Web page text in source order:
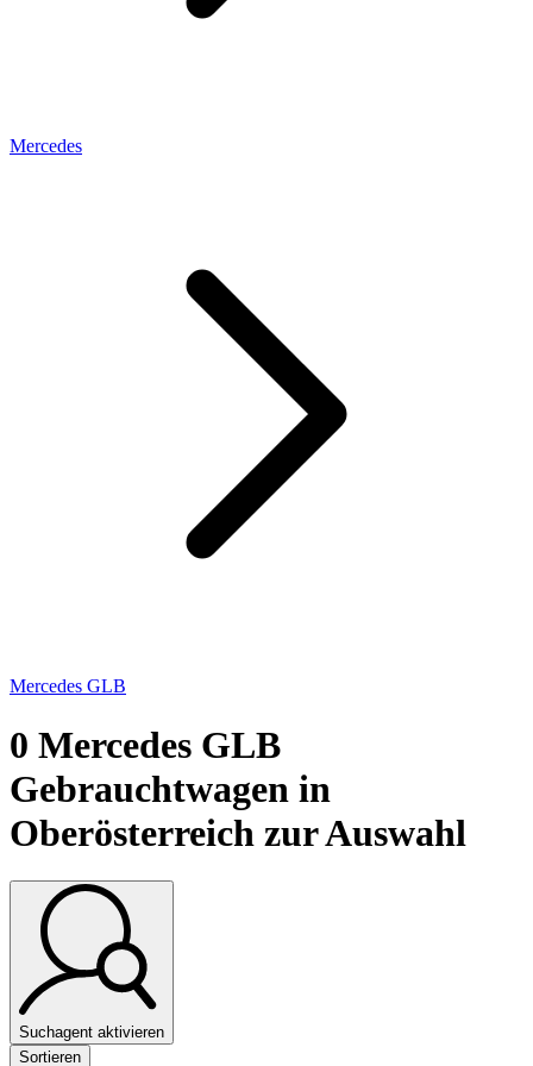
Mercedes
Mercedes GLB
0 Mercedes GLB
Gebrauchtwagen in
Oberösterreich zur Auswahl
Suchagent aktivieren
Sortieren